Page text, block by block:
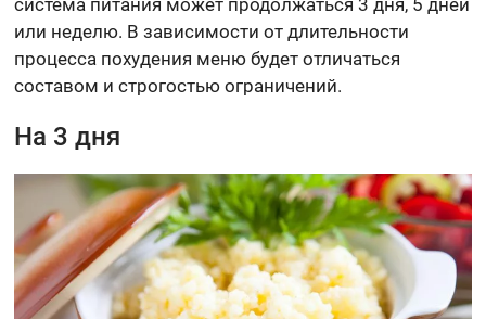
или неделю. В зависимости от длительности
процесса похудения меню будет отличаться
составом и строгостью ограничений.
На 3 дня